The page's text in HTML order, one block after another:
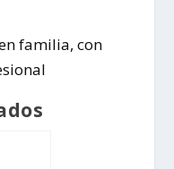
familia, con